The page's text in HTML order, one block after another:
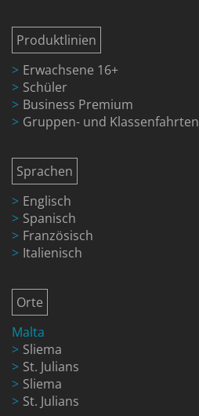
Produktlinien
Erwachsene 16+
Schüler
Business Premium
Gruppen- und Klassenfahrten
Sprachen
Englisch
Spanisch
Französisch
Italienisch
Orte
Malta
Sliema
St. Julians
Sliema
St. Julians